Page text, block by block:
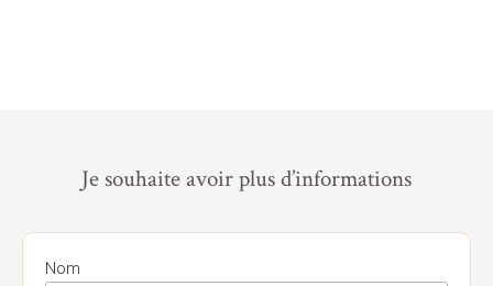
Je souhaite avoir plus d’informations
Nom